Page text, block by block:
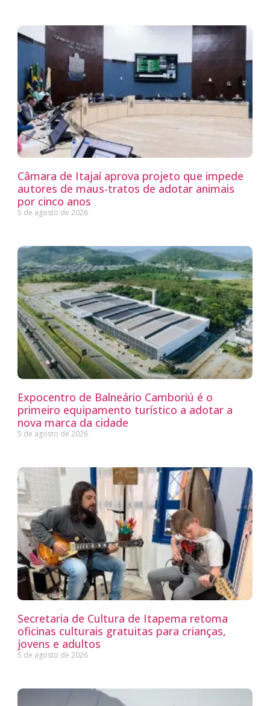
Câmara de Itajaí aprova projeto que impede
autores de maus-tratos de adotar animais
por cinco anos
5 de agosto de 2026
Expocentro de Balneário Camboriú é o
primeiro equipamento turístico a adotar a
nova marca da cidade
5 de agosto de 2026
Secretaria de Cultura de Itapema retoma
oficinas culturais gratuitas para crianças,
jovens e adultos
5 de agosto de 2026